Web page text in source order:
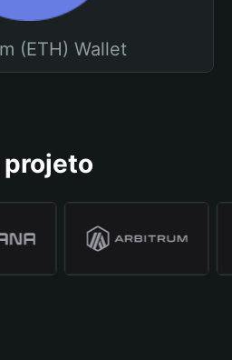
(ETH) Wallet
projeto